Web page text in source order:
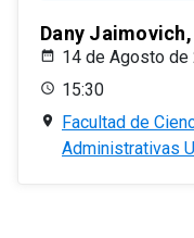
Dany
14 de Agosto de
15:30
Facultad de
Administrativas